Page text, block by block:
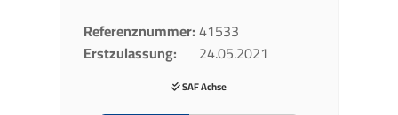
Referenznummer 41533
Erstzulassung
24.05.2021
SAF Achse